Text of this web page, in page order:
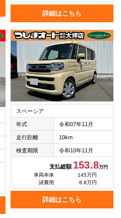
詳細はこちら
スペーシア
年式 令和07年11月
走行距離 10km
検査期限 令和10年11月
支払総額 153.8万円
車両本体
145万円
諸費用
8.8万円
詳細はこちら